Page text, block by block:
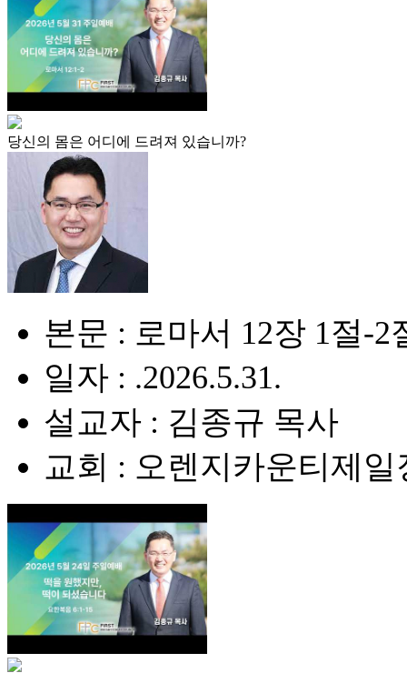
당신의 몸은 어디에 드려져 있습니까?
본문 : 로마서 12장 1절-2
일자 : .2026.5.31.
설교자 : 김종규 목사
교회 : 오렌지카운티제일